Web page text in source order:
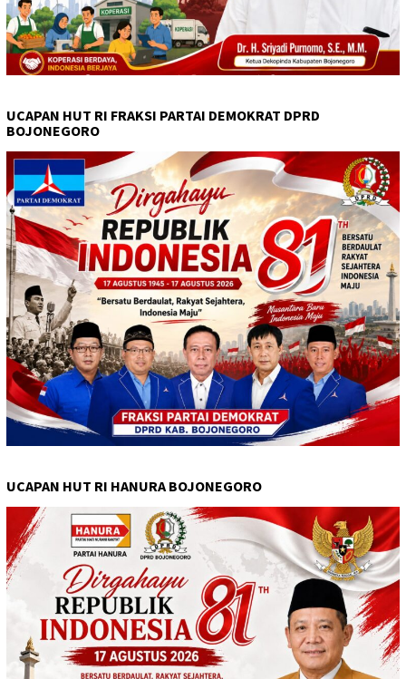
UCAPAN HUT RI FRAKSI PARTAI DEMOKRAT DPRD
BOJONEGORO
UCAPAN HUT RI HANURA BOJONEGORO